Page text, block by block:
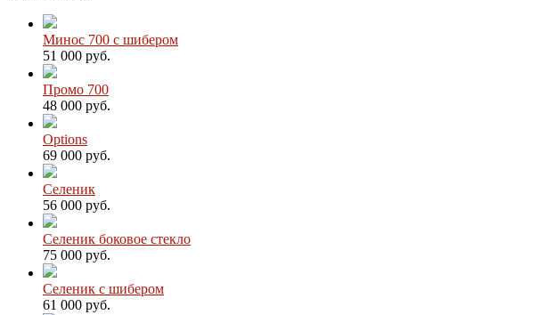
Минос 700 с шибером
51 000 руб.
Промо 700
48 000 руб.
Options
69 000 руб.
Селеник
56 000 руб.
Селеник боковое стекло
75 000 руб.
Селеник с шибером
61 000 руб.